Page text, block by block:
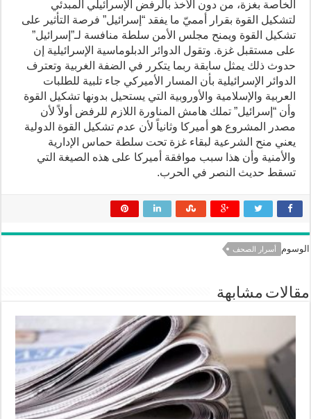
الخاصة بغزة، من دون الأخذ بالرفض الإسرائيلي المبدئي
لتشكيل القوة بقرار أمميّ ما يفقد “إسرائيل” فرصة التأثير على
تشكيل القوة ويمنح مجلس الأمن سلطة منافسة لـ”إسرائيل”
على مستقبل غزة. وتقول الدوائر الدبلوماسية الإسرائيلية إن
حدوث ذلك يمثل سابقة ربما يتكرر في الضفة الغربية وتعترف
الدوائر الإسرائيلية بأن المسار الأميركي جاء تلبية للطلبات
العربية والإسلامية والأوروبية التي يستحيل بدونها تشكيل القوة
وأن “إسرائيل” تملك هامش المناورة اللازم للرفض أولاً لأن
مصدر المشروع هو أميركا وثانياً لأن عدم تشكيل القوة الدولية
يعني منح الشرعية لبقاء غزة تحت سلطة حماس الإدارية
والأمنية وأن هذا سبب موافقة أميركا على هذه الصيغة التي
تسقط حديث النصر في الحرب.
الوسوم أسرار الصحف
مقالات مشابهة